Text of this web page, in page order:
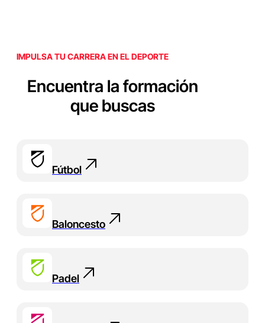
IMPULSA TU CARRERA EN EL DEPORTE
Encuentra la formación
que buscas
Fútbol
Baloncesto
Padel